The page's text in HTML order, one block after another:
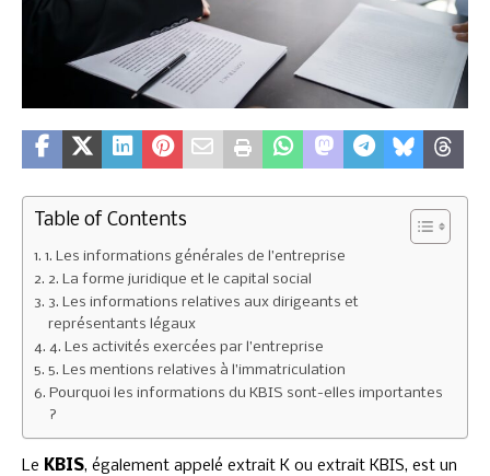
Table of Contents
1. Les informations générales de l’entreprise
2. La forme juridique et le capital social
3. Les informations relatives aux dirigeants et
représentants légaux
4. Les activités exercées par l’entreprise
5. Les mentions relatives à l’immatriculation
Pourquoi les informations du KBIS sont-elles importantes
?
Le KBIS, également appelé extrait K ou extrait KBIS, est un